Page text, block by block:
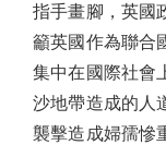
指手畫腳，英國
籲英國作為聯合
集中在國際社會
沙地帶造成的人
襲擊造成婦孺慘